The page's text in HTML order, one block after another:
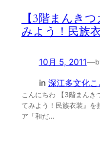
【3階まんき
みよう！民族衣
10月 5, 2011—
in 深江多文化こ
こんにちわ 【3階まんき
てみよう！民族衣装』を
ア「和だ…